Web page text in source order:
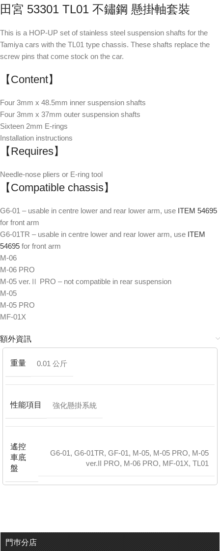
田宮 53301 TL01 不鏽鋼 懸掛軸套裝
This is a HOP-UP set of stainless steel suspension shafts for the
Tamiya cars with the TL01 type chassis. These shafts replace the
screw pins that come stock on the car.
【Content】
Four 3mm x 48.5mm inner suspension shafts
Four 3mm x 37mm outer suspension shafts
Sixteen 2mm E-rings
Installation instructions
【Requires】
Needle-nose pliers or E-ring tool
【Compatible chassis】
G6-01 – usable in centre lower and rear lower arm, use ITEM 54695
for front arm
G6-01TR – usable in centre lower and rear lower arm, use ITEM
54695 for front arm
M-06
M-06 PRO
M-05 ver.Ⅱ PRO – not compatible in rear suspension
M-05
M-05 PRO
MF-01X
額外資訊
重量 0.01 公斤
性能項目 強化懸掛系統
遙控
車底
盤
G6-01, G6-01TR, GF-01, M-05, M-05 PRO, M-05
ver.II PRO, M-06 PRO, MF-01X, TL01
門巿分店